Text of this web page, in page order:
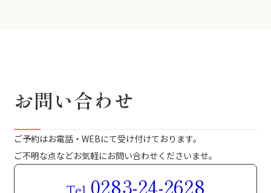
お問い合わせ
ご予約はお電話・WEBにて受け付けております。
ご不明な点などお気軽にお問い合わせくださいませ。
0283-24-2628